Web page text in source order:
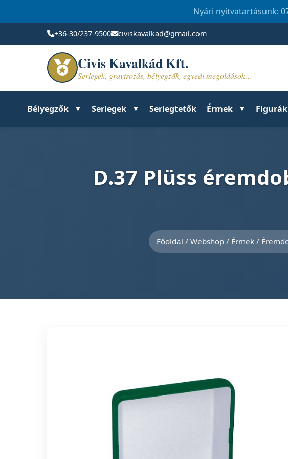
Nyári nyitvatartásunk:
+36-30/237-9500 civiskavalkad@gmail.com
Civis Kavalkád Kft.
Serlegek, gravirozás, bélyegzők, egyedi megoldások…
Bélyegzők Serlegek Serlegtetők Érmek Figurák
D.37 Plüss
Főoldal / Webshop/ Érmek/